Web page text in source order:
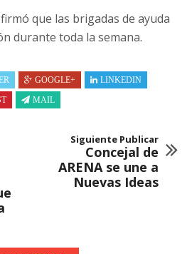
que las brigadas de ayuda
durante toda la semana.
GOOGLE+
LINKEDIN
MAIL
Siguiente Publicar
Concejal de
ARENA se une a
Nuevas Ideas